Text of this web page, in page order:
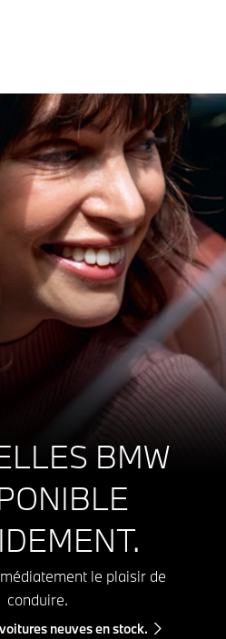
BMW
le plaisir de
conduire.
neuves en stock.